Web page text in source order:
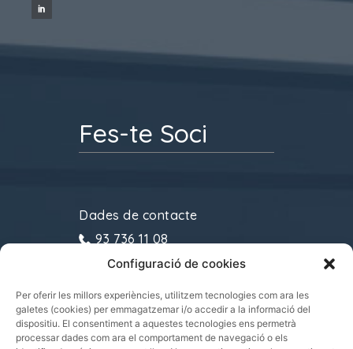
Configuració de cookies
Per oferir les millors experiències, utilitzem tecnologies com ara les
galetes (cookies) per emmagatzemar i/o accedir a la informació del
dispositiu. El consentiment a aquestes tecnologies ens permetrà
processar dades com ara el comportament de navegació o els
Fes-te Soci
Dades de contacte
93 736 11 08
gremitransports@cecot.org
C/ Sant Pau, 6. 08221
Terrassa